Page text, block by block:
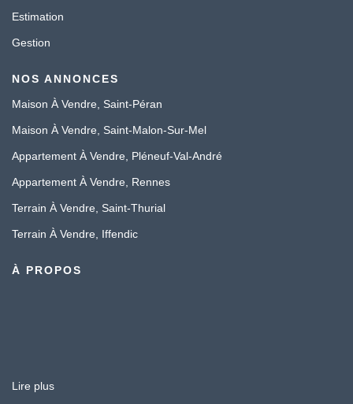
Estimation
Gestion
NOS ANNONCES
Maison À Vendre, Saint-Péran
Maison À Vendre, Saint-Malon-Sur-Mel
Appartement À Vendre, Pléneuf-Val-André
Appartement À Vendre, Rennes
Terrain À Vendre, Saint-Thurial
Terrain À Vendre, Iffendic
À PROPOS
Lire plus